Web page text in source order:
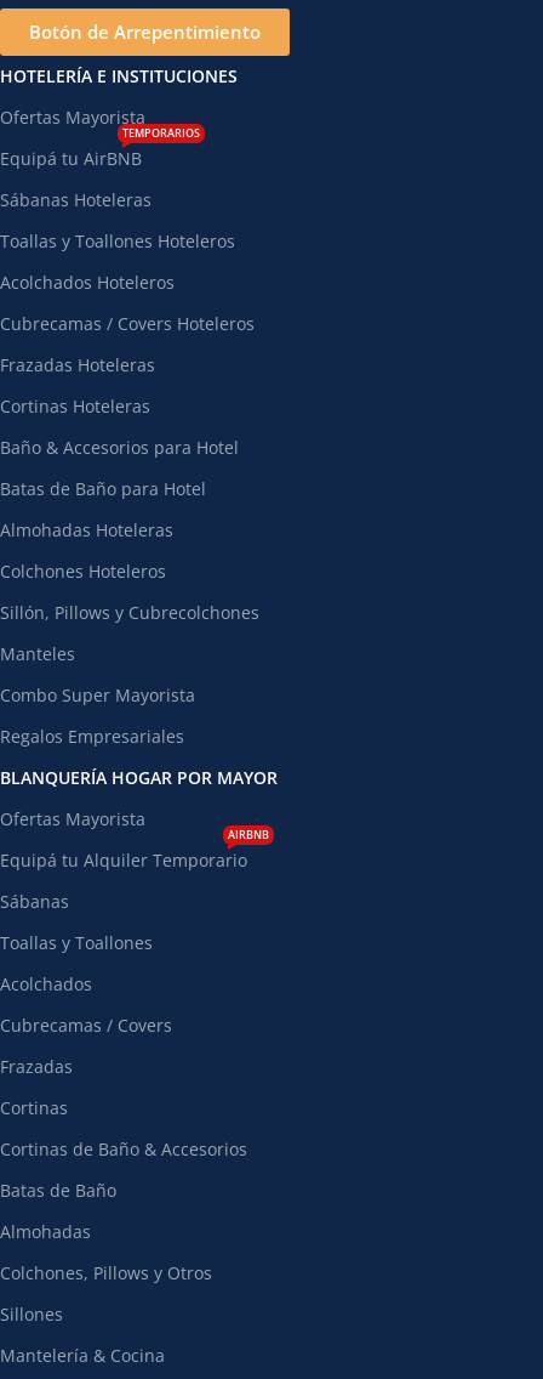
Botón de Arrepentimiento
HOTELERÍA E INSTITUCIONES
Ofertas Mayorista
Equipá tu AirBNB
TEMPORARIOS
Sábanas Hoteleras
Toallas y Toallones Hoteleros
Acolchados Hoteleros
Cubrecamas / Covers Hoteleros
Frazadas Hoteleras
Cortinas Hoteleras
Baño & Accesorios para Hotel
Batas de Baño para Hotel
Almohadas Hoteleras
Colchones Hoteleros
Sillón, Pillows y Cubrecolchones
Manteles
Combo Super Mayorista
Regalos Empresariales
BLANQUERÍA HOGAR POR MAYOR
Ofertas Mayorista
Equipá tu Alquiler Temporario
AIRBNB
Sábanas
Toallas y Toallones
Acolchados
Cubrecamas / Covers
Frazadas
Cortinas
Cortinas de Baño & Accesorios
Batas de Baño
Almohadas
Colchones, Pillows y Otros
Sillones
Mantelería & Cocina